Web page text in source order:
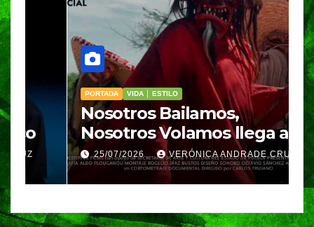
PORTADA VIDA │ ESTILO
Nosotros Bailamos,
Nosotros Volamos llega al
GIFF
25/07/2026 VERÓNICA ANDRADE CRUZ